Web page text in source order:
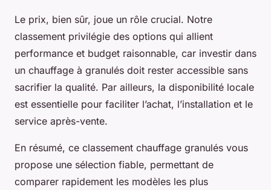
Le prix, bien sûr, joue un rôle crucial. Notre
classement privilégie des options qui allient
performance et budget raisonnable, car investir dans
un chauffage à granulés doit rester accessible sans
sacrifier la qualité. Par ailleurs, la disponibilité locale
est essentielle pour faciliter l’achat, l’installation et le
service après-vente.
En résumé, ce classement chauffage granulés vous
propose une sélection fiable, permettant de
comparer rapidement les modèles les plus